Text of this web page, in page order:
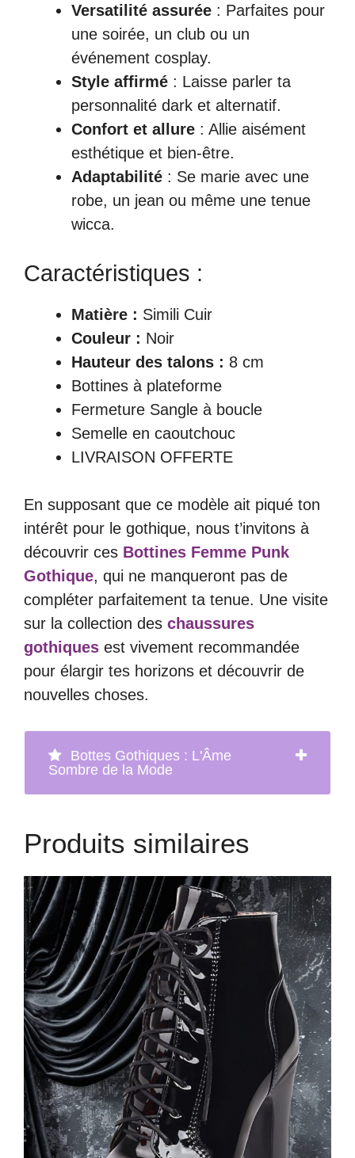
Versatilité assurée : Parfaites pour
une soirée, un club ou un
événement cosplay.
Style affirmé : Laisse parler ta
personnalité dark et alternatif.
Confort et allure : Allie aisément
esthétique et bien-être.
Adaptabilité : Se marie avec une
robe, un jean ou même une tenue
wicca.
Caractéristiques :
Matière : Simili Cuir
Couleur : Noir
Hauteur des talons : 8 cm
Bottines à plateforme
Fermeture Sangle à boucle
Semelle en caoutchouc
LIVRAISON OFFERTE
En supposant que ce modèle ait piqué ton
intérêt pour le gothique, nous t’invitons à
découvrir ces Bottines Femme Punk
Gothique, qui ne manqueront pas de
compléter parfaitement ta tenue. Une visite
sur la collection des chaussures
gothiques est vivement recommandée
pour élargir tes horizons et découvrir de
nouvelles choses.
Bottes Gothiques : L'Âme
Sombre de la Mode
Produits similaires